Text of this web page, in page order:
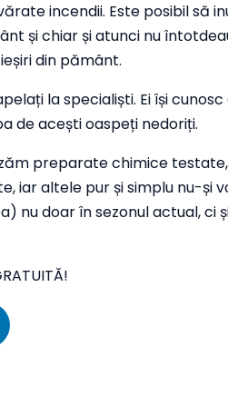
incendii. Este posibil să
și chiar și atunci nu
din pământ.
la specialiști. Ei își
de acești oaspeți nedoriți.
preparate chimice
iar altele pur și simplu nu-și
nu doar în sezonul actual, ci